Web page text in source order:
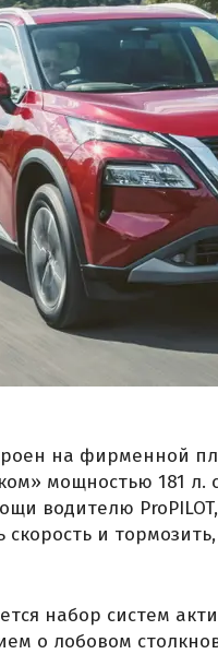
на фирменной
мощностью 181 л.
водителю
скорость и
набор систем
о лобовом